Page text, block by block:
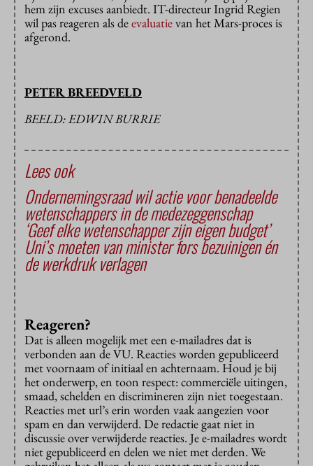
hem zijn excuses aanbiedt. IT-directeur Ingrid Regien
wil pas reageren als deevaluatievan het Mars-proces is
afgerond.
PETER BREEDVELD
BEELD: EDWIN BURRIE
Lees ook
Ondernemingsraad wil actie voor benadeelde
wetenschappers in de medezeggenschap
‘Geef elke wetenschapper zijn eigen budget’
Uni’s moeten van minister fors bezuinigen én
de werkdruk verlagen
Reageren?
Dat is alleen mogelijk met een e-mailadres dat is
verbonden aan de VU. Reacties worden gepubliceerd
met voornaam of initiaal en achternaam. Houd je bij
het onderwerp, en toon respect: commerciële uitingen,
smaad, schelden en discrimineren zijn niet toegestaan.
Reacties met url’s erin worden vaak aangezien voor
spam en dan verwijderd. De redactie gaat niet in
discussie over verwijderde reacties. Je e-mailadres wordt
niet gepubliceerd en delen we niet met derden. We